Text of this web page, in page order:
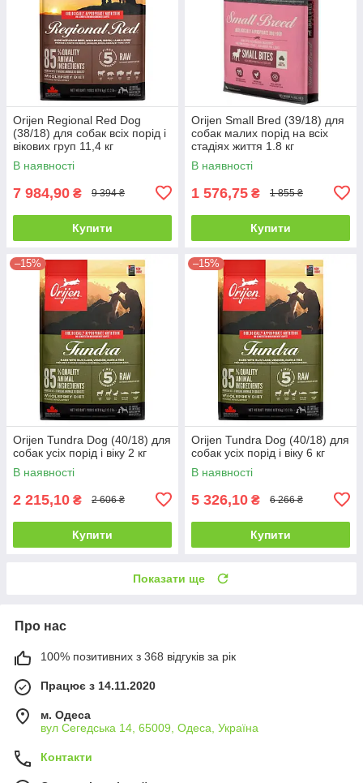
Orijen Regional Red Dog
(38/18) для собак всіх порід і
вікових груп 11,4 кг
В наявності
7 984,90 ₴ 9 394 ₴
Купити
Orijen Small Bred (39/18) для
собак малих порід на всіх
стадіях життя 1.8 кг
В наявності
1 576,75 ₴ 1 855 ₴
Купити
–15%
Orijen Tundra Dog (40/18) для
собак усіх порід і віку 2 кг
В наявності
2 215,10 ₴ 2 606 ₴
Купити
–15%
Orijen Tundra Dog (40/18) для
собак усіх порід і віку 6 кг
В наявності
5 326,10 ₴ 6 266 ₴
Купити
Показати ще
Про нас
100% позитивних з 368 відгуків за рік
Працює з 14.11.2020
м. Одеса
вул Сегедська 14, 65009, Одеса, Україна
Контакти